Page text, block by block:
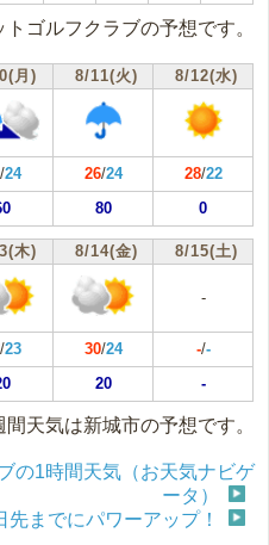
ゴルフクラブの予想です。
月) 8/11(火) 8/12(水)
/24 26/24 28/22
80 0
木) 8/14(金) 8/15(土)
-
/23 30/24 -/-
20 -
間天気は新城市の予想です。
の1時間天気（お天気ナビゲ
ータ）
先までにパワーアップ！